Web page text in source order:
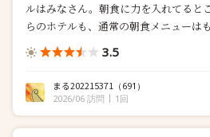
ルはみなさん。朝食に力を入れてるところ
らのホテルも、通常の朝食メニューは
3.5
まる202215371 （691）
2026/06 訪問
1回